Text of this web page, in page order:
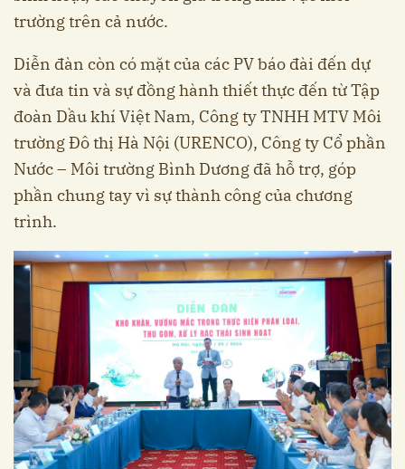
trường trên cả nước.
Diễn đàn còn có mặt của các PV báo đài đến dự
và đưa tin và sự đồng hành thiết thực đến từ Tập
đoàn Dầu khí Việt Nam, Công ty TNHH MTV Môi
trường Đô thị Hà Nội (URENCO), Công ty Cổ phần
Nước – Môi trường Bình Dương đã hỗ trợ, góp
phần chung tay vì sự thành công của chương
trình.